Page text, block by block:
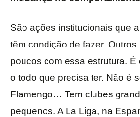
São ações institucionais que
têm condição de fazer. Outros
poucos com essa estrutura. É
o todo que precisa ter. Não é
Flamengo… Tem clubes
pequenos. A La Liga, na